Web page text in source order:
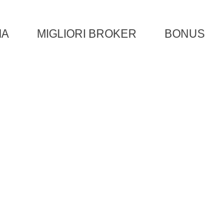
MIGLIORI BROKER BONUS